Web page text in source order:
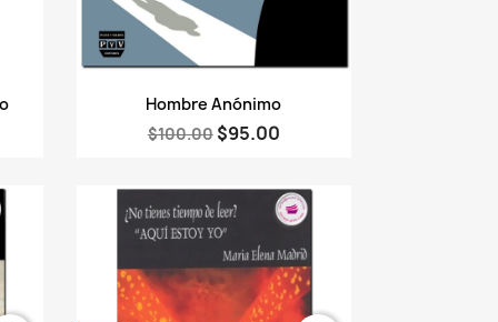
Vista rápida
Hombre Anónimo
$100.00 $95.00